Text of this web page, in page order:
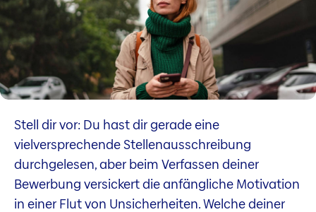
Stell dir vor: Du hast dir gerade eine
vielversprechende Stellenausschreibung
durchgelesen, aber beim Verfassen deiner
Bewerbung versickert die anfängliche Motivation
in einer Flut von Unsicherheiten. Welche deiner